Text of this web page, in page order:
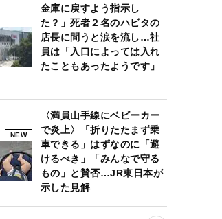
金庫に戻すよう指示し
た？」死者２名のハビタの
店長に問うと涙を流し…社
員は「入口によっては入れ
たこともあったようです」
NEW
〈満員山手線にベビーカー
で炎上〉「折りたたまず乗
車できる」はずなのに「避
けるべき」「みんなで守る
もの」と賛否…JR東日本が
示した見解